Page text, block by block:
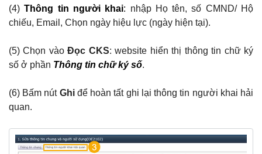
(4)Thông tin người khai: nhập Họ tên, số CMND/ Hộ
chiếu, Email, Chọn ngày hiệu lực (ngày hiện tại).
(5) Chọn vàoĐọc CKS: website hiển thị thông tin chữ ký
số ở phần Thông tin chữ ký số.
(6) Bấm nút Ghiđể hoàn tất ghi lại thông tin người khai hải
quan.